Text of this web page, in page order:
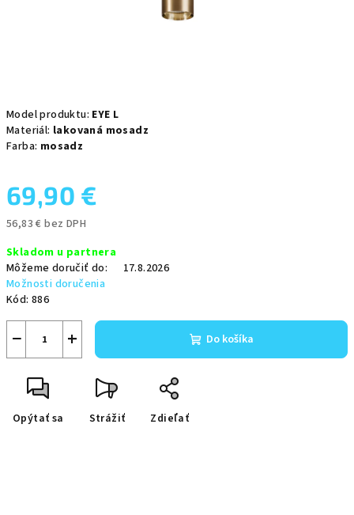
Model produktu: EYE L
Materiál: lakovaná mosadz
Farba: mosadz
69,90 €
56,83 € bez DPH
cena:
Skladom u partnera
Môžeme doručiť do:
17.8.2026
Možnosti doručenia
Kód: 886
+
− Do košíka
Opýtať sa Strážiť Zdieľať